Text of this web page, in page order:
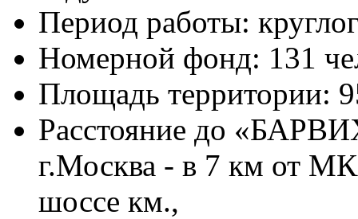
Период работы:
Номерной фонд: 131
Площадь территории:
Расстояние до
г.Москва - в 7 км от
шоссе км.,